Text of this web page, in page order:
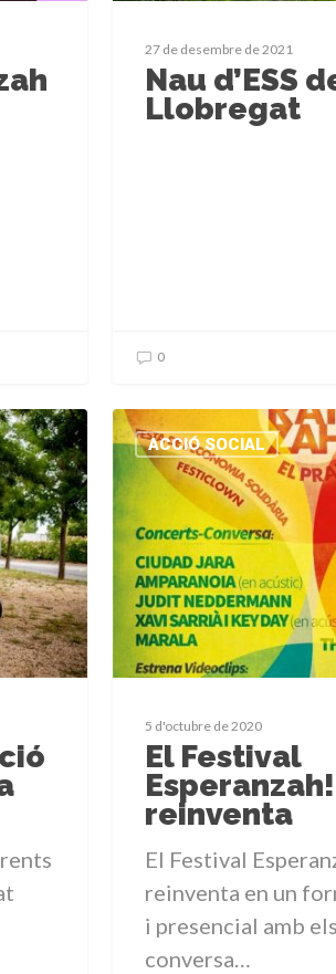
27 de desembre de 2021
Nau d’ESS
Llobregat
0
ACCIÓ SOCIAL
5 d'octubre de 2020
El Festival
reinventa
El Festival
reinventa en un
i presencial amb
conversa…